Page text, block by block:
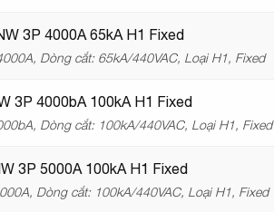
3P 4000A 65kA H1 Fixed
Dòng cắt: 65kA/440VAC, Loại H1, Fixed
3P 4000bA 100kA H1 Fixed
Dòng cắt: 100kA/440VAC, Loại H1, Fixed
3P 5000A 100kA H1 Fixed
Dòng cắt: 100kA/440VAC, Loại H1, Fixed